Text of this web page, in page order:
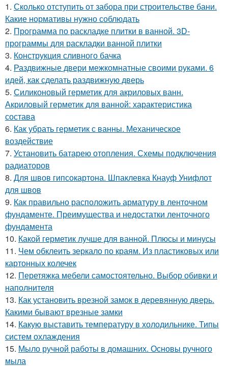
1. Сколько отступить от забора при строительстве бани.
Какие нормативы нужно соблюдать
2. Программа по раскладке плитки в ванной. 3D-
программы для раскладки ванной плитки
3. Конструкция сливного бачка
4. Раздвижные двери межкомнатные своими руками. 6
идей, как сделать раздвижную дверь
5. Силиконовый герметик для акриловых ванн.
Акриловый герметик для ванной: характеристика
состава
6. Как убрать герметик с ванны. Механическое
воздействие
7. Установить батарею отопления. Схемы подключения
радиаторов
8. Для швов гипсокартона. Шпаклевка Кнауф Унифлот
для швов
9. Как правильно расположить арматуру в ленточном
фундаменте. Преимущества и недостатки ленточного
фундамента
10. Какой герметик лучше для ванной. Плюсы и минусы
11. Чем обклеить зеркало по краям. Из пластиковых или
картонных колечек
12. Перетяжка мебели самостоятельно. Выбор обивки и
наполнителя
13. Как установить врезной замок в деревянную дверь.
Какими бывают врезные замки
14. Какую выставить температуру в холодильнике. Типы
систем охлаждения
15. Мыло ручной работы в домашних. Основы ручного
мыла